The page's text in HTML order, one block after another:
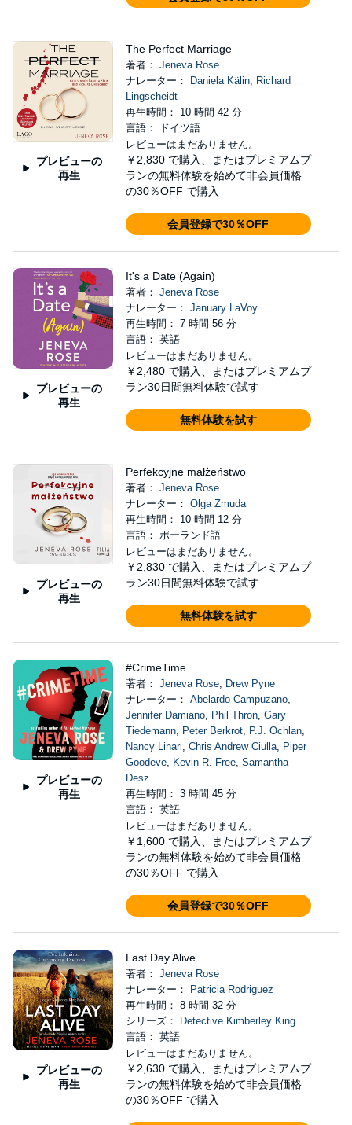
プレビューの
再生
The Perfect Marriage
著者： Jeneva Rose
ナレーター：
Daniela Kälin, Richard
Lingscheidt
再生時間： 10 時間 42 分
言語： ドイツ語
レビューはまだありません。
￥2,830 で購入、またはプレミアムプ
ランの無料体験を始めて非会員価格
の30％OFF で購入
会員登録で30％OFF
プレビューの
再生
It's a Date (Again)
著者： Jeneva Rose
ナレーター： January LaVoy
再生時間： 7 時間 56 分
言語： 英語
レビューはまだありません。
￥2,480 で購入、またはプレミアムプ
ラン30日間無料体験で試す
無料体験を試す
プレビューの
再生
Perfekcyjne małżeństwo
著者： Jeneva Rose
ナレーター： Olga Żmuda
再生時間： 10 時間 12 分
言語： ポーランド語
レビューはまだありません。
￥2,830 で購入、またはプレミアムプ
ラン30日間無料体験で試す
無料体験を試す
プレビューの
再生
#CrimeTime
著者： Jeneva Rose, Drew Pyne
ナレーター： Abelardo Campuzano,
Jennifer Damiano, Phil Thron, Gary
Tiedemann, Peter Berkrot, P.J. Ochlan,
Nancy Linari, Chris Andrew Ciulla, Piper
Goodeve, Kevin R. Free, Samantha
Desz
再生時間： 3 時間 45 分
言語： 英語
レビューはまだありません。
￥1,600 で購入、またはプレミアムプ
ランの無料体験を始めて非会員価格
の30％OFF で購入
会員登録で30％OFF
プレビューの
再生
Last Day Alive
著者： Jeneva Rose
ナレーター：
Patricia Rodriguez
再生時間： 8 時間 32 分
シリーズ：
Detective Kimberley King
言語： 英語
レビューはまだありません。
￥2,630 で購入、またはプレミアムプ
ランの無料体験を始めて非会員価格
の30％OFF で購入